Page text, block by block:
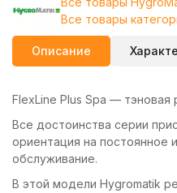
Все товары
Описание
FlexLine Plus Spa — тэновая
Все достоинства серии
ориентация на постоянное
обслуживание.
В этой модели Hygromatik